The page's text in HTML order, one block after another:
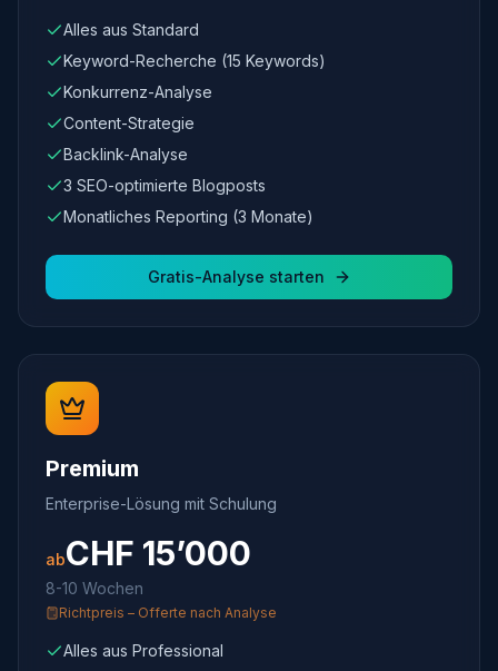
Alles aus Standard
Keyword-Recherche (15 Keywords)
Konkurrenz-Analyse
Content-Strategie
Backlink-Analyse
3 SEO-optimierte Blogposts
Monatliches Reporting (3 Monate)
Gratis-Analyse starten
Premium
Enterprise-Lösung mit Schulung
abCHF 15’000
8-10 Wochen
Richtpreis – Offerte nach Analyse
Alles aus Professional